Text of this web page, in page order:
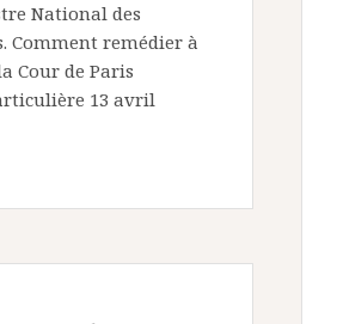
National des
Comment remédier à
Cour de Paris
13 avril